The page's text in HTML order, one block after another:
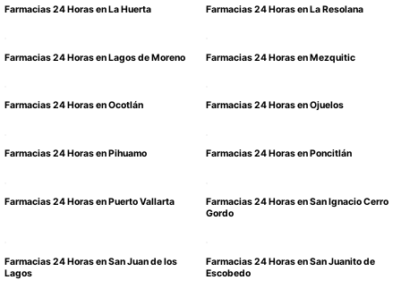
Farmacias 24 Horas en La Huerta Farmacias 24 Horas en La Resolana
Farmacias 24 Horas en Lagos de Moreno Farmacias 24 Horas en Mezquitic
Farmacias 24 Horas en Ocotlán Farmacias 24 Horas en Ojuelos
Farmacias 24 Horas en Pihuamo Farmacias 24 Horas en Poncitlán
Farmacias 24 Horas en Puerto Vallarta
Farmacias 24 Horas en San Ignacio Cerro
Gordo
Farmacias 24 Horas en San Juan de los
Lagos
Farmacias 24 Horas en San Juanito de
Escobedo